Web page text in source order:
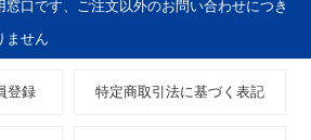
口です、ご注文以外のお問い合わせにつき
ません
登録 特定商取引法に基づく表記